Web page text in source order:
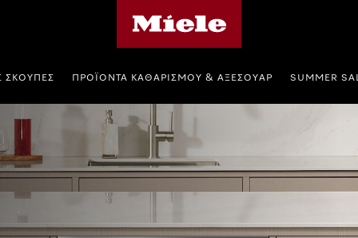
ΣΚΟΎΠΕΣ ΠΡΟΪΌΝΤΑ ΚΑΘΑΡΙΣΜΟΎ & ΑΞΕΣΟΥΆΡ SUMMER